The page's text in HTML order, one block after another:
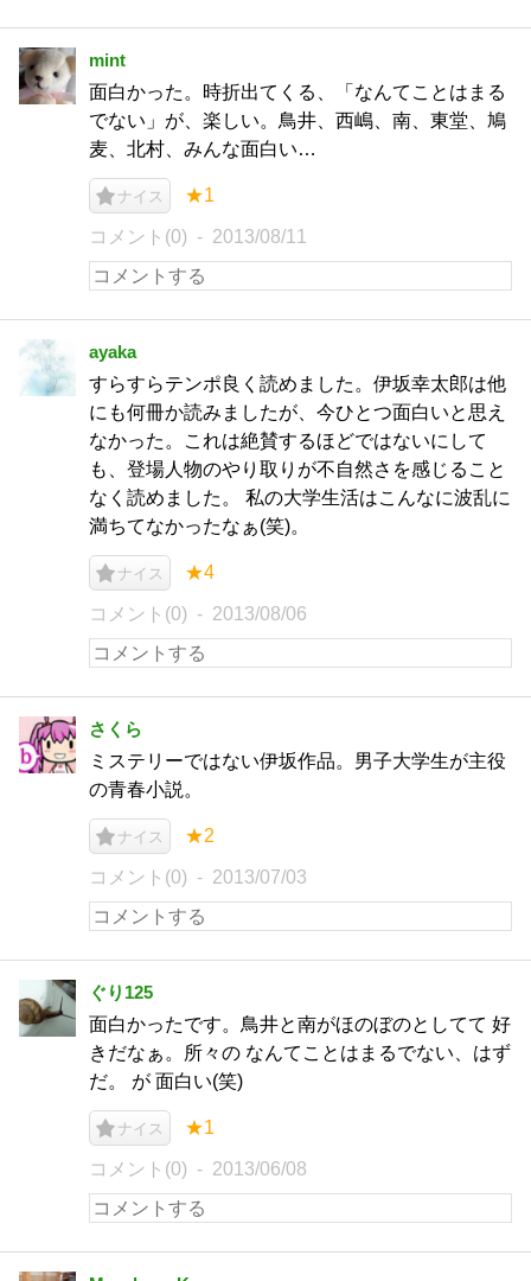
mint
面白かった。時折出てくる、「なんてことはまる
でない」が、楽しい。鳥井、西嶋、南、東堂、鳩
麦、北村、みんな面白い…
ナイス ★1
コメント(0) 2013/08/11
ayaka
すらすらテンポ良く読めました。伊坂幸太郎は他
にも何冊か読みましたが、今ひとつ面白いと思え
なかった。これは絶賛するほどではないにして
も、登場人物のやり取りが不自然さを感じること
なく読めました。 私の大学生活はこんなに波乱に
満ちてなかったなぁ(笑)。
ナイス ★4
コメント(0) 2013/08/06
さくら
ミステリーではない伊坂作品。男子大学生が主役
の青春小説。
ナイス ★2
コメント(0) 2013/07/03
ぐり125
面白かったです。鳥井と南がほのぼのとしてて 好
きだなぁ。所々の なんてことはまるでない、はず
だ。 が 面白い(笑)
ナイス ★1
コメント(0) 2013/06/08